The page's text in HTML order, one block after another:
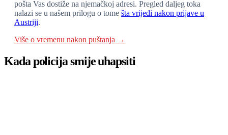
pošta Vas dostiže na njemačkoj adresi. Pregled daljeg toka
nalazi se u našem prilogu o tome šta vrijedi nakon prijave u
Austriji.
Više o vremenu nakon puštanja →
Kada policija smije uhapsiti